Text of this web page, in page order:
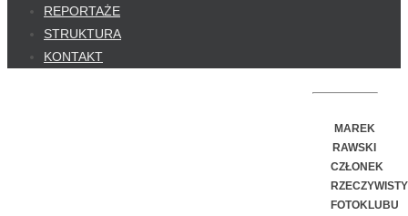
REPORTAŻE
STRUKTURA
KONTAKT
MAREK
RAWSKI
CZŁONEK
RZECZYWISTY
FOTOKLUBU